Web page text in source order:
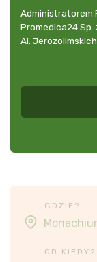
dowolnym
momencie
udzielonej
przedstawianie
Administrator
danych
osobowych
Administratorem
Promedica24
Al. Jerozolimskich
GDZIE?
OD KIEDY?